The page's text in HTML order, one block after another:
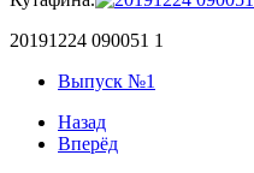
20191224 090051 1
Выпуск №1
Назад
Вперёд